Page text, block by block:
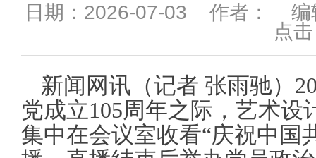
日期：2026-07-03 作者：
点击
新闻网讯（记者 张雨驰）
党成立105周年之际，艺术
集中在会议室收看“庆祝中国